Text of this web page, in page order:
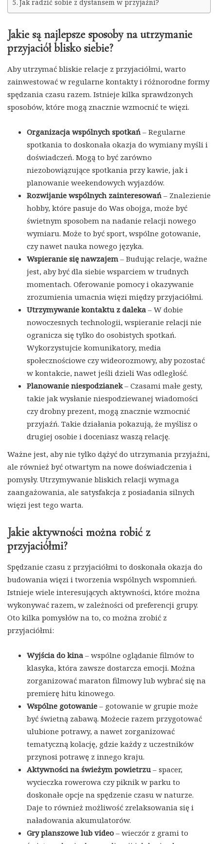
Jak radzić sobie z dystansem w przyjaźni?
Jakie są najlepsze sposoby na utrzymanie
przyjaciół blisko siebie?
Aby utrzymać bliskie relacje z przyjaciółmi, warto
zainwestować w regularne kontakty i różnorodne formy
spędzania czasu razem. Istnieje kilka sprawdzonych
sposobów, które mogą znacznie wzmocnić te więzi.
Organizacja wspólnych spotkań – Regularne
spotkania to doskonała okazja do wymiany myśli i
doświadczeń. Mogą to być zarówno
niezobowiązujące spotkania przy kawie, jak i
planowanie weekendowych wyjazdów.
Rozwijanie wspólnych zainteresowań – Znalezienie
hobby, które pasuje do Was obojga, może być
świetnym sposobem na nadanie relacji nowego
wymiaru. Może to być sport, wspólne gotowanie,
czy nawet nauka nowego języka.
Wspieranie się nawzajem – Budując relacje, ważne
jest, aby być dla siebie wsparciem w trudnych
momentach. Oferowanie pomocy i okazywanie
zrozumienia umacnia więzi między przyjaciółmi.
Utrzymywanie kontaktu z daleka – W dobie
nowoczesnych technologii, wspieranie relacji nie
ogranicza się tylko do osobistych spotkań.
Wykorzystujcie komunikatory, media
społecznościowe czy wideorozmowy, aby pozostać
w kontakcie, nawet jeśli dzieli Was odległość.
Planowanie niespodzianek– Czasami małe gesty,
takie jak wysłanie niespodziewanej wiadomości
czy drobny prezent, mogą znacznie wzmocnić
przyjaźń. Takie działania pokazują, że myślisz o
drugiej osobie i doceniasz waszą relację.
Ważne jest, aby nie tylko dążyć do utrzymania przyjaźni,
ale również być otwartym na nowe doświadczenia i
pomysły. Utrzymywanie bliskich relacji wymaga
zaangażowania, ale satysfakcja z posiadania silnych
więzi jest tego warta.
Jakie aktywności można robić z
przyjaciółmi?
Spędzanie czasu z przyjaciółmi to doskonała okazja do
budowania więzi i tworzenia wspólnych wspomnień.
Istnieje wiele interesujących aktywności, które można
wykonywać razem, w zależności od preferencji grupy.
Oto kilka pomysłów na to, co można zrobić z
przyjaciółmi:
Wyjścia do kina – wspólne oglądanie filmów to
klasyka, która zawsze dostarcza emocji. Można
zorganizować maraton filmowy lub wybrać się na
premierę hitu kinowego.
Wspólne gotowanie – gotowanie w grupie może
być świetną zabawą. Możecie razem przygotować
ulubione potrawy, a nawet zorganizować
tematyczną kolację, gdzie każdy z uczestników
przynosi potrawę z innego kraju.
Aktywności na świeżym powietrzu – spacer,
wycieczka rowerowa czy piknik w parku to
doskonałe opcje na spędzenie czasu w naturze.
Daje to również możliwość zrelaksowania się i
naładowania akumulatorów.
Gry planszowe lub video – wieczór z grami to